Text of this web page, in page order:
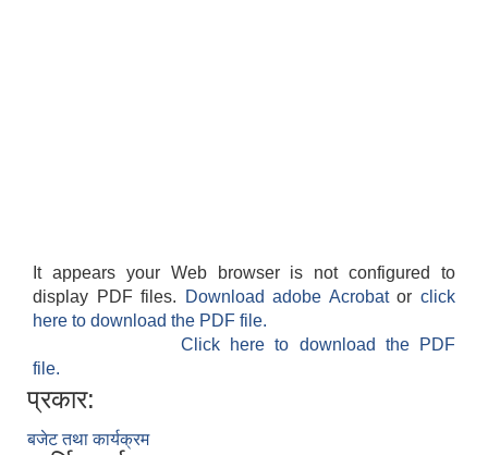
It appears your Web browser is not configured to
display PDF files.
Download adobe Acrobatorclick
here to download the PDF file.
Click here to download the PDF
file.
प्रकार:
बजेट तथा कार्यक्रम